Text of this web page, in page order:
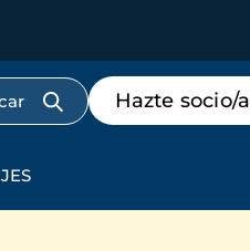
Menú
de
destacados
Hazte socio/a